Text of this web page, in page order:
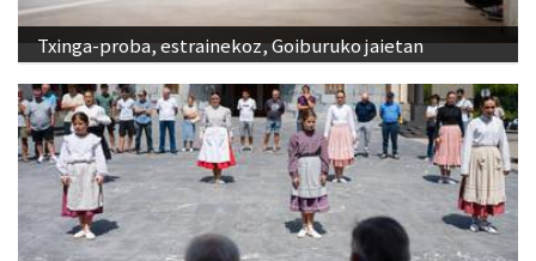
Txinga-proba, estrainekoz, Goiburuko jaietan